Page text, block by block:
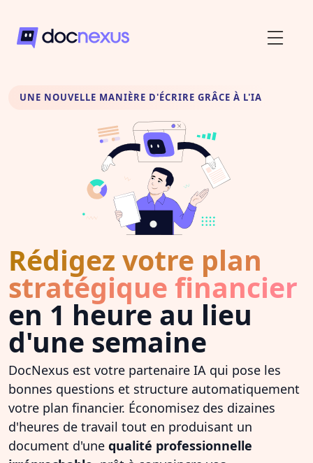
UNE NOUVELLE MANIÈRE D'ÉCRIRE GRÂCE À L'IA
Rédigez votre plan
stratégique financier
en 1 heure au lieu
d'une semaine
DocNexus est votre partenaire IA qui pose les
bonnes questions et structure automatiquement
votre plan financier. Économisez des dizaines
d'heures de travail tout en produisant un
document d'une qualité professionnelle